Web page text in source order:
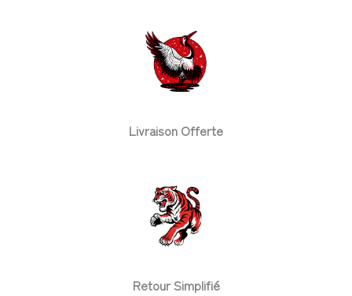
Livraison Offerte
Retour Simplifié